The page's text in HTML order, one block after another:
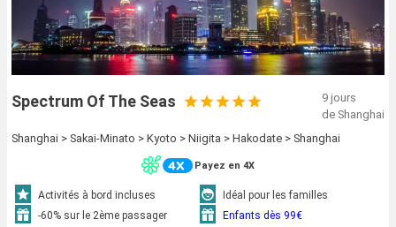
Spectrum Of The Seas
9 jours
de Shanghai
Shanghai > Sakai-Minato > Kyoto > Niigita > Hakodate > Shanghai
Payez en 4X
Activités à bord incluses
Idéal pour les familles
-60% sur le 2ème passager
Enfants dès 99€